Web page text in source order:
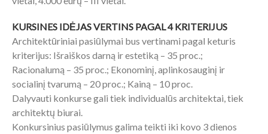
KURSINES IDĖJAS VERTINS PAGAL 4 KRITERIJUS
Architektūriniai pasiūlymai bus vertinami pagal keturis
kriterijus: Išraiškos darną ir estetiką – 35 proc.;
Racionalumą – 35 proc.; Ekonominį, aplinkosauginį ir
socialinį tvarumą – 20 proc.; Kainą – 10 proc.
Dalyvauti konkurse gali tiek individualūs architektai, tiek
architektų biurai.
Konkursinius pasiūlymus galima teikti iki kovo 3 dienos